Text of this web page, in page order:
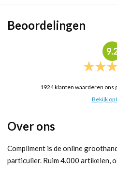
Beoordelingen
1924klanten waarderen ons
Bekijk op
Over ons
Compliment is de online
particulier. Ruim 4.000 artikelen,